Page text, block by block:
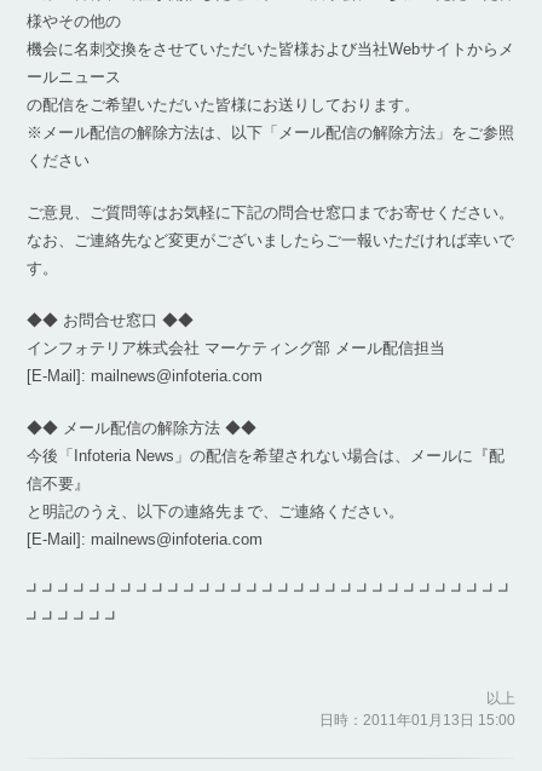
様やその他の
機会に名刺交換をさせていただいた皆様および当社Webサイトからメ
ールニュース
の配信をご希望いただいた皆様にお送りしております。
※メール配信の解除方法は、以下「メール配信の解除方法」をご参照
ください
ご意見、ご質問等はお気軽に下記の問合せ窓口までお寄せください。
なお、ご連絡先など変更がございましたらご一報いただければ幸いで
す。
◆◆ お問合せ窓口 ◆◆
インフォテリア株式会社 マーケティング部 メール配信担当
[E-Mail]: mailnews@infoteria.com
◆◆ メール配信の解除方法 ◆◆
今後「Infoteria News」の配信を希望されない場合は、メールに『配
信不要』
と明記のうえ、以下の連絡先まで、ご連絡ください。
[E-Mail]: mailnews@infoteria.com
┛┛┛┛┛┛┛┛┛┛┛┛┛┛┛┛┛┛┛┛┛┛┛┛┛┛┛┛┛┛┛
┛┛┛┛┛┛
以上
日時：2011年01月13日 15:00